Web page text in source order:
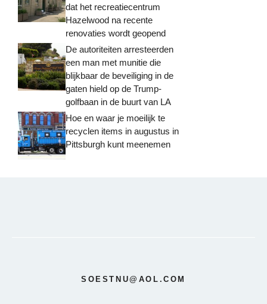
dat het recreatiecentrum
Hazelwood na recente
renovaties wordt geopend
De autoriteiten arresteerden
een man met munitie die
blijkbaar de beveiliging in de
gaten hield op de Trump-
golfbaan in de buurt van LA
Hoe en waar je moeilijk te
recyclen items in augustus in
Pittsburgh kunt meenemen
SOESTNU@AOL.COM